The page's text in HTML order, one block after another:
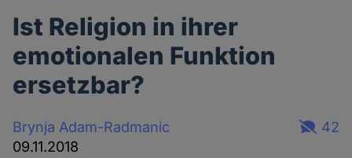
Ist Religion in ihrer
emotionalen Funktion
ersetzbar?
Brynja Adam-Radmanic
09.11.2018
42